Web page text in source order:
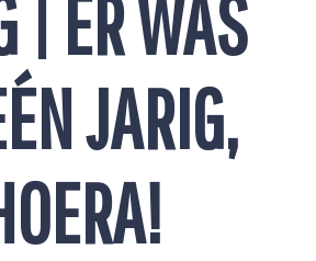
| ER WAS
JARIG,